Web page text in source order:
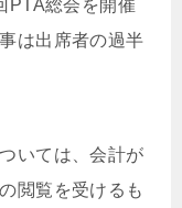
PTA総会を開催
は出席者の過半
いては、会計が
閲覧を受けるも